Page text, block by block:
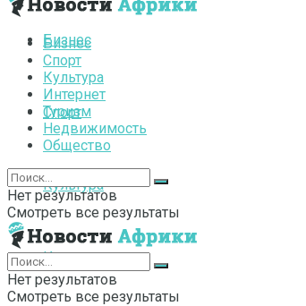
Бизнес
Спорт
Культура
Интернет
Бизнес
Спорт
Культура
Интернет
Туризм
Недвижимость
Общество
Нет результатов
Смотреть все результаты
Нет результатов
Смотреть все результаты